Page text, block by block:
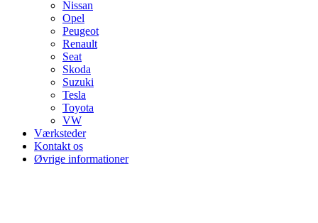
Nissan
Opel
Peugeot
Renault
Seat
Skoda
Suzuki
Tesla
Toyota
VW
Værksteder
Kontakt os
Øvrige informationer